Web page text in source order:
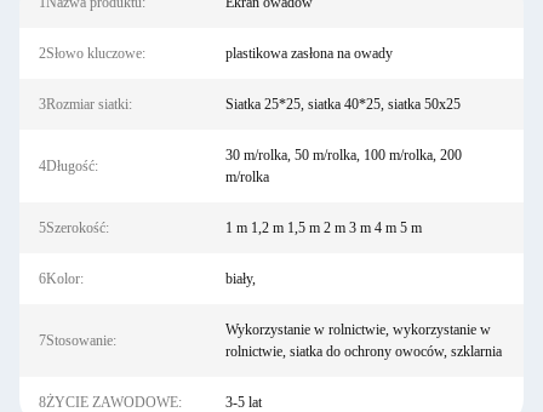
2Słowo kluczowe: plastikowa zasłona na owady
3Rozmiar siatki: Siatka 25*25, siatka 40*25, siatka 50x25
4Długość:
30 m/rolka, 50 m/rolka, 100 m/rolka, 200
m/rolka
5Szerokość: 1 m 1,2 m 1,5 m 2 m 3 m 4 m 5 m
6Kolor: biały,
7Stosowanie:
Wykorzystanie w rolnictwie, wykorzystanie w
rolnictwie, siatka do ochrony owoców, szklarnia
8ŻYCIE ZAWODOWE: 3-5 lat